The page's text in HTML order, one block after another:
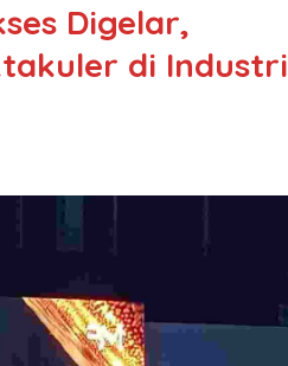
Digelar,
di Industri